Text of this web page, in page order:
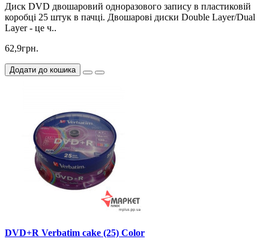
Диск DVD двошаровий одноразового запису в пластиковій
коробці 25 штук в пачці. Двошарові диски Double Layer/Dual
Layer - це ч..
62,9грн.
Додати до кошика
DVD+R Verbatim cake (25) Color